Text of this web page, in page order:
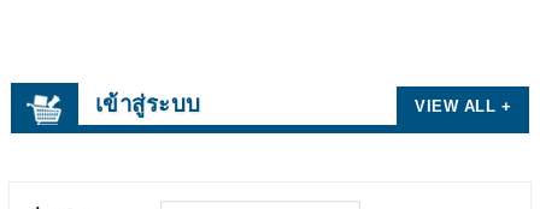
เข้าสู่ระบบ VIEW ALL +